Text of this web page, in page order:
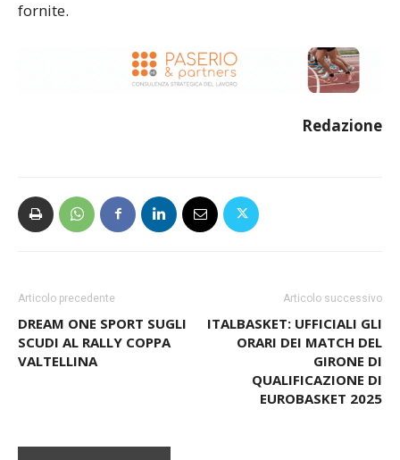
fornite.
Redazione
Articolo precedente
DREAM ONE SPORT SUGLI
SCUDI AL RALLY COPPA
VALTELLINA
Articolo successivo
ITALBASKET: UFFICIALI GLI
ORARI DEI MATCH DEL
GIRONE DI
QUALIFICAZIONE DI
EUROBASKET 2025